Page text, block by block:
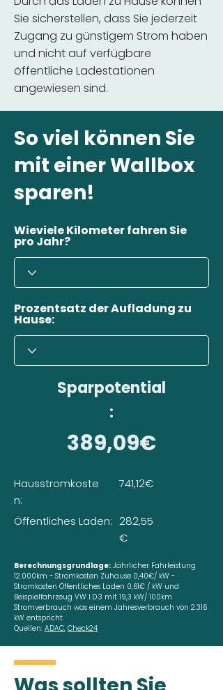
Sie sicherstellen, dass Sie jederzeit
Zugang zu günstigem Strom haben
und nicht auf verfügbare
öffentliche Ladestationen
angewiesen sind.
So viel können Sie
mit einer Wallbox
sparen!
Wieviele Kilometer fahren Sie
pro Jahr?
Prozentsatz der Aufladung zu
Hause:
Sparpotential
:
389,09€
Hausstromkoste
n:
Öffentliches Laden:
741,12€
282,55
€
Berechnungsgrundlage: Jährlicher Fahrleistung
12.000km - Stromkosten Zuhause 0,40€/ kW -
Stromkosten Öffentliches Laden 0,61€ / kW und
Beispielfahrzeug VW I.D.3 mit 19,3 kW/ 100km
Stromverbrauch was einem Jahresverbrauch von 2.316
kW entspricht.
Quellen: ADAC, Check24